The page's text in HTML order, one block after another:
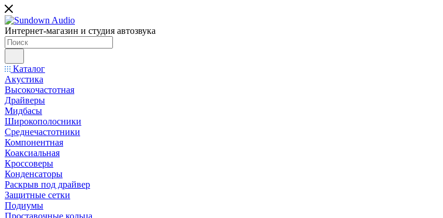
Интернет-магазин и студия автозвука
Каталог
Акустика
Высокочастотная
Драйверы
Мидбасы
Широкополосники
Среднечастотники
Компонентная
Коаксиальная
Кроссоверы
Конденсаторы
Раскрыв под драйвер
Защитные сетки
Подиумы
Проставочные кольца